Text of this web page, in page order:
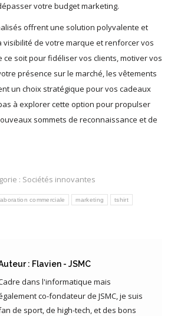
votre budget marketing.
offrent une solution polyvalente et
visibilité de votre marque et renforcer vos
ce soit pour fidéliser vos clients, motiver vos
présence sur le marché, les vêtements
un choix stratégique pour vos cadeaux
à explorer cette option pour propulser
sommets de reconnaissance et de
: Sociétés innovantes
commerciale marketing tshirt
: Flavien - JSMC
dans l'informatique mais
co-fondateur de JSMC, je suis
de sport, de high-tech, et des bons